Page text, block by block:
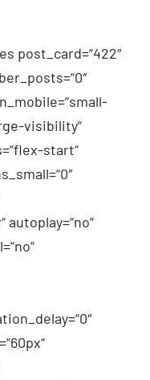
post_card=“422″
visibility“
start“